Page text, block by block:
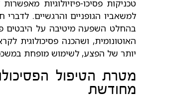
טכניקות פסיכו-פיזיולוגיות
למשאביו הגופניים והרגשיים.
בהחלט השפעה מיטיבה על היבטים
האוטונומית, ושהכנה פסיכולוגית
יותר של הפצע, לשימוש מופחת
מטרת הטיפול
מחודשת